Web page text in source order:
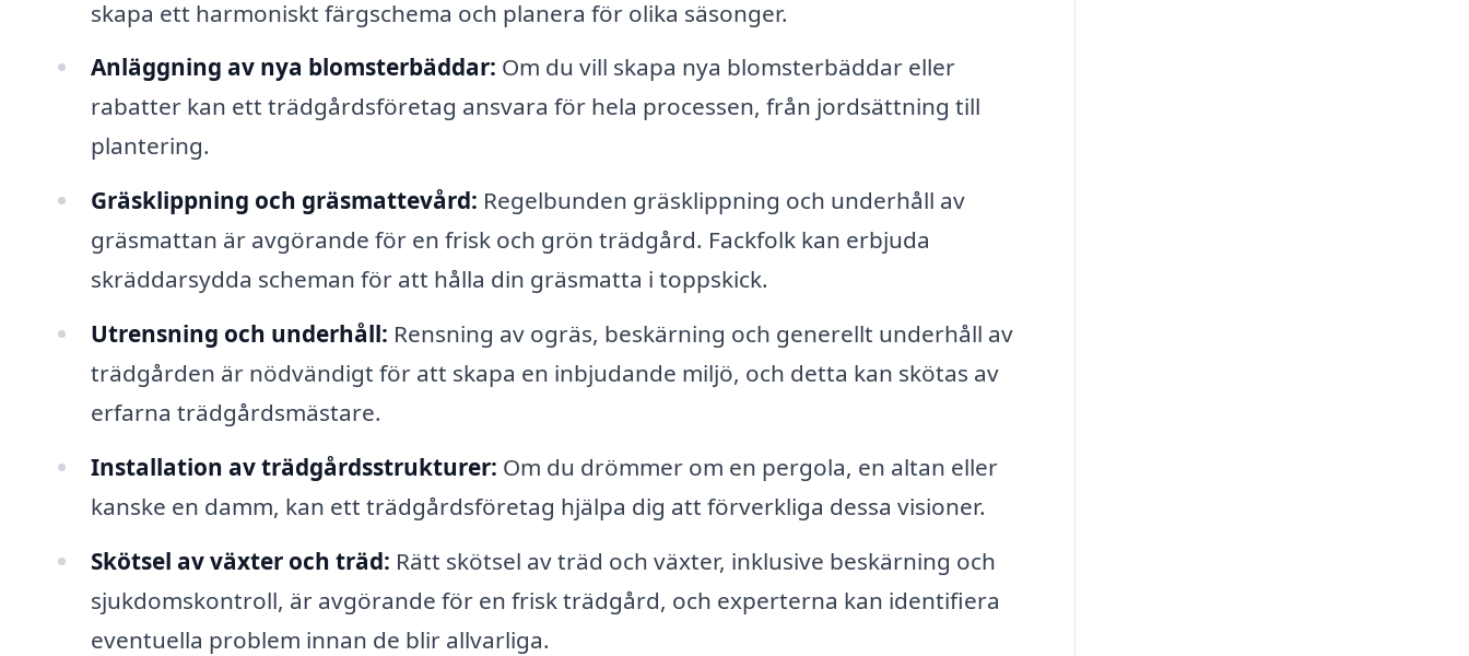
skapa ett harmoniskt färgschema och planera för olika säsonger.
Anläggning av nya blomsterbäddar: Om du vill skapa nya blomsterbäddar eller
rabatter kan ett trädgårdsföretag ansvara för hela processen, från jordsättning till
plantering.
Gräsklippning och gräsmattevård: Regelbunden gräsklippning och underhåll av
gräsmattan är avgörande för en frisk och grön trädgård. Fackfolk kan erbjuda
skräddarsydda scheman för att hålla din gräsmatta i toppskick.
Utrensning och underhåll: Rensning av ogräs, beskärning och generellt underhåll av
trädgården är nödvändigt för att skapa en inbjudande miljö, och detta kan skötas av
erfarna trädgårdsmästare.
Installation av trädgårdsstrukturer: Om du drömmer om en pergola, en altan eller
kanske en damm, kan ett trädgårdsföretag hjälpa dig att förverkliga dessa visioner.
Skötsel av växter och träd: Rätt skötsel av träd och växter, inklusive beskärning och
sjukdomskontroll, är avgörande för en frisk trädgård, och experterna kan identifiera
eventuella problem innan de blir allvarliga.